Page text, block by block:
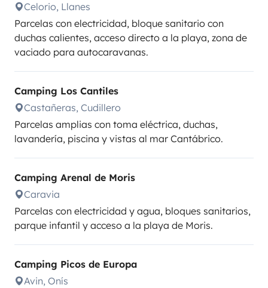
Celorio, Llanes
Parcelas con electricidad, bloque sanitario con
duchas calientes, acceso directo a la playa, zona de
vaciado para autocaravanas.
Camping Los Cantiles
Castañeras, Cudillero
Parcelas amplias con toma eléctrica, duchas,
lavandería, piscina y vistas al mar Cantábrico.
Camping Arenal de Moris
Caravia
Parcelas con electricidad y agua, bloques sanitarios,
parque infantil y acceso a la playa de Moris.
Camping Picos de Europa
Avin, Onís